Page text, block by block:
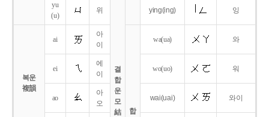
결
합
운
모
結
yu
(u)
위 ying(ing) 잉
복운
複韻
ai
아
이
합
wa(ua) 와
ei
에
이
wo(uo) 워
ao
아
오
wai(uai) 와이